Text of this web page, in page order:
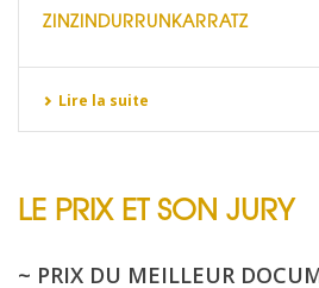
ZINZINDURRUNKARRATZ
Lire la suite
LE PRIX ET SON JURY
~ PRIX DU MEILLEUR